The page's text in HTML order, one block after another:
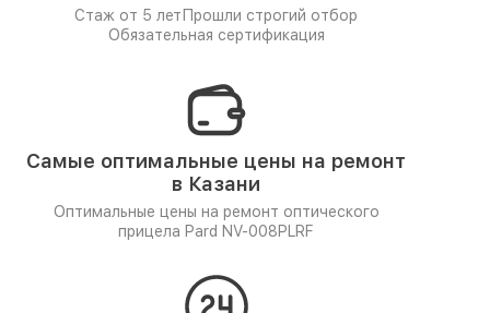
Стаж от 5 лет Прошли строгий отбор
Обязательная сертификация
Самые оптимальные цены на ремонт
в Казани
Оптимальные цены на ремонт оптического
прицела Pard NV-008PLRF